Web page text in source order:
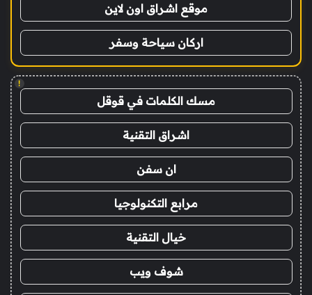
موقع اشراق اون لاين
اركان سياحة وسفر
!
مسك الكلمات في قوقل
اشراق التقنية
ان سفن
مرابع التكنولوجيا
خيال التقنية
شوف ويب